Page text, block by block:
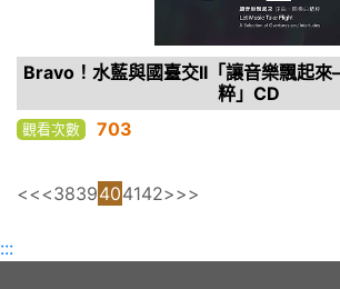
Bravo！水藍與國臺交II「讓音樂飄起
粹」CD
觀看次數 703
<<<3839404142>>>
:::